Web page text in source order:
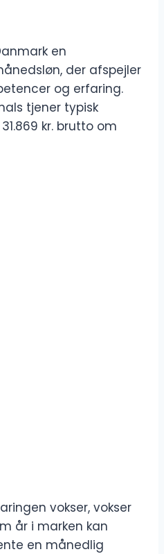
en
der afspejler
og erfaring.
tjener typisk
kr. brutto om
vokser, vokser
år i marken kan
en månedlig